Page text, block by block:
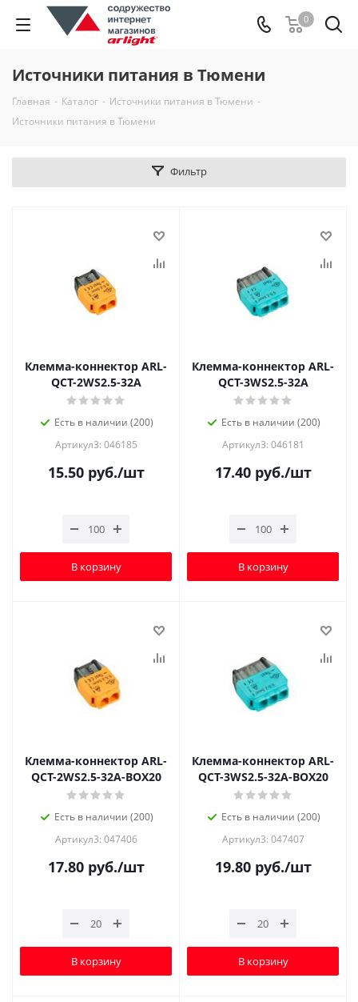
0
Источники питания в Тюмени
Главная - Каталог - Источники питания в Тюмени -
Источники питания в Тюмени
Фильтр
Клемма-коннектор ARL-
QCT-2WS2.5-32A
Есть в наличии (200)
Артикул3: 046185
15.50руб./шт
В корзину
Клемма-коннектор ARL-
QCT-3WS2.5-32A
Есть в наличии (200)
Артикул3: 046181
17.40руб./шт
В корзину
Клемма-коннектор ARL-
QCT-2WS2.5-32A-BOX20
Есть в наличии (200)
Артикул3: 047406
17.80руб./шт
В корзину
Клемма-коннектор ARL-
QCT-3WS2.5-32A-BOX20
Есть в наличии (200)
Артикул3: 047407
19.80руб./шт
В корзину